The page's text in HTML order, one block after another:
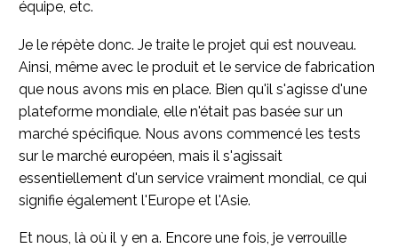
équipe, etc.
Je le répète donc. Je traite le projet qui est nouveau.
Ainsi, même avec le produit et le service de fabrication
que nous avons mis en place. Bien qu'il s'agisse d'une
plateforme mondiale, elle n'était pas basée sur un
marché spécifique. Nous avons commencé les tests
sur le marché européen, mais il s'agissait
essentiellement d'un service vraiment mondial, ce qui
signifie également l'Europe et l'Asie.
Et nous, là où il y en a. Encore une fois, je verrouille